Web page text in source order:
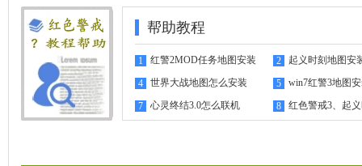
帮助教程
1
红警2MOD任务地图安装
指南
2 起义时刻地图安
4 世界大战地图怎么安装 5 win7红警3地图
7 心灵终结3.0怎么联机 8
红色警戒3、起